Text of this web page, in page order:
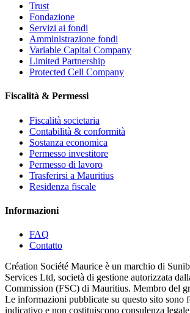
Trust
Fondazione
Servizi ai fondi
Amministrazione fondi
Variable Capital Company
Limited Partnership
Protected Cell Company
Fiscalità & Permessi
Fiscalità societaria
Contabilità & conformità
Sostanza economica
Permesso investitore
Permesso di lavoro
Trasferirsi a Mauritius
Residenza fiscale
Informazioni
FAQ
Contatto
Création Société Maurice è un marchio di
Services Ltd, società di gestione autorizzata
Commission (FSC) di Mauritius. Membro del
Le informazioni pubblicate su questo sito sono
indicativo e non costituiscono consulenza